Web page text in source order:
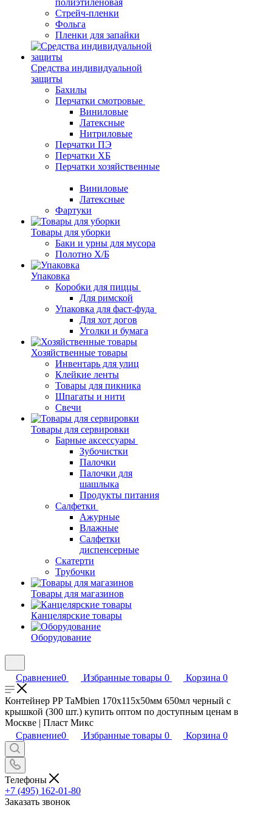
полиэтиленовая
Стрейч-пленки
Фольга
Пленки для запайки
Средства индивидуальной
защиты
Бахилы
Перчатки смотровые
Виниловые
Латексные
Нитриловые
Перчатки ПЭ
Перчатки ХБ
Перчатки хозяйственные
Виниловые
Латексные
Фартуки
Товары для уборки
Баки и урны для мусора
Полотно Х/Б
Упаковка
Коробки для пиццы
Для римской
Упаковка для фаст-фуда
Для хот догов
Уголки и бумага
Хозяйственные товары
Инвентарь для улиц
Клейкие ленты
Товары для пикника
Шпагаты и нити
Свечи
Товары для сервировки
Барные аксессуары
Зубочистки
Палочки
Палочки для
шашлыка
Продукты питания
Салфетки
Ажурные
Влажные
Салфетки
диспенсерные
Скатерти
Трубочки
Товары для магазинов
Канцелярские товары
Оборудование
Сравнение0 Избранные товары 0 Корзина 0
Контейнер PP TaMbien 170х115х50мм 650мл черный с
крышкой (300 шт.) купить оптом по доступным ценам в
Москве | Пласт Микс
Сравнение0 Избранные товары 0 Корзина 0
Телефоны
+7 (495) 162-01-80
Заказать звонок